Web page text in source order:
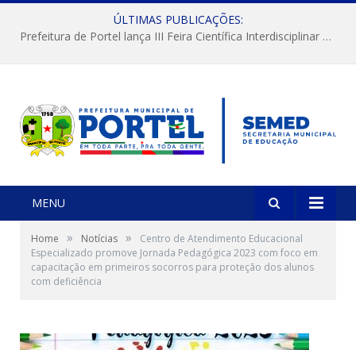
ÚLTIMAS PUBLICAÇÕES:
Prefeitura de Portel lança III Feira Científica Interdisciplinar com foco em Ciência e Territorialidade
MENU
Home » Notícias »
Centro de Atendimento Educacional
Especializado promove Jornada Pedagógica 2023 com foco em
capacitação em primeiros socorros para proteção dos alunos
com deficiência